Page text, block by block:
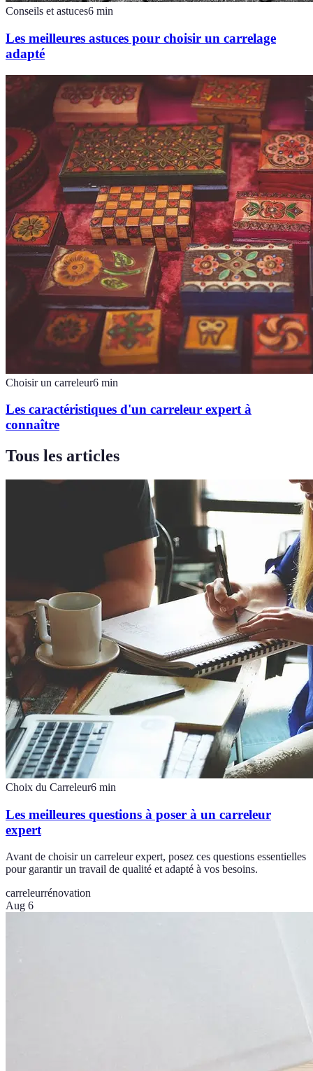
Conseils et astuces6 min
Les meilleures astuces pour choisir un carrelage
adapté
Choisir un carreleur6 min
Les caractéristiques d'un carreleur expert à
connaître
Tous les articles
Choix du Carreleur6 min
Les meilleures questions à poser à un carreleur
expert
Avant de choisir un carreleur expert, posez ces questions essentielles
pour garantir un travail de qualité et adapté à vos besoins.
carreleurrénovation
Aug 6